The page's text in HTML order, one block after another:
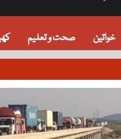
صحت و تعلیم خواتین